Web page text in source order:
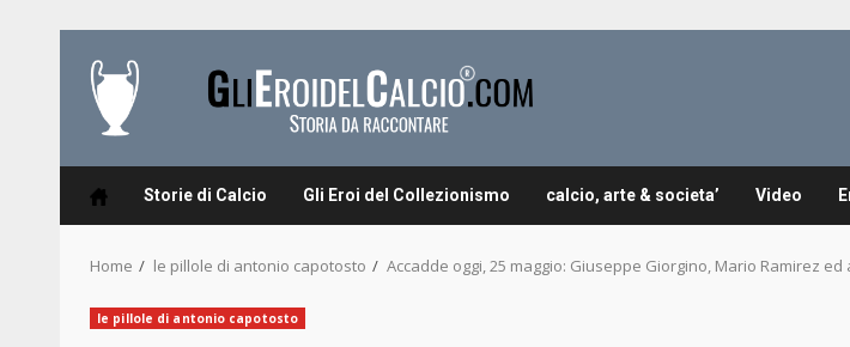
content
Storie di Calcio Gli Eroi del Collezionismo calcio, arte & societa’ Video
Home le pillole di antonio capotosto Accadde oggi, 25 maggio: Giuseppe Giorgino, Mario Ramirez
le pillole di antonio capotosto